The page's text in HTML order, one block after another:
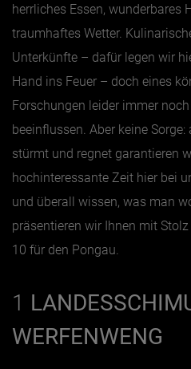
Brauchtum
Lifestyle
Hotel & Reise
Archiv
BEITRÄGE NACH MONAT
Jänner
März
herrliches Essen, wunderbares
traumhaftes Wetter.
Unterkünfte – dafür legen wir
Hand ins Feuer – doch eines
Forschungen leider immer
beeinflussen. Aber keine
stürmt und regnet garantieren
hochinteressante Zeit hier bei
und überall wissen, was man
präsentieren wir Ihnen mit
10 für den Pongau.
1
WERFENWENG